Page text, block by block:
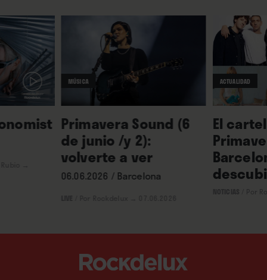
MÚSICA
Primavera Sound (6
de junio /y 2):
volverte a ver
06.06.2026 / Barcelona
ACTUALIDAD
El